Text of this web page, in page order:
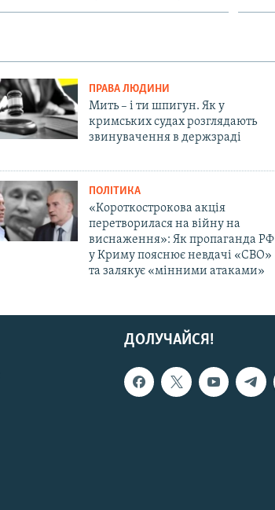
ПРАВА ЛЮДИНИ
Мить – і ти шпигун. Як у
кримських судах розглядають
звинувачення в держзраді
ПОЛІТИКА
«Короткострокова акція
перетворилася на війну на
виснаження»: Як пропаганда РФ
у Криму пояснює невдачі «СВО»
та залякує «мінними атаками»
ДОЛУЧАЙСЯ!